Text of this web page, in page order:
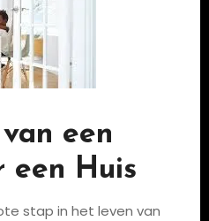
een
een Huis
stap in het leven van